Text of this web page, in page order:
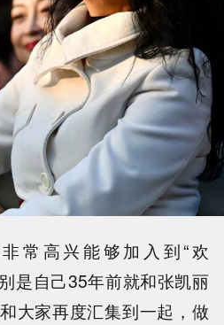
常高兴能够加入到“欢
是自己35年前就和张凯丽
大家再度汇集到一起，做